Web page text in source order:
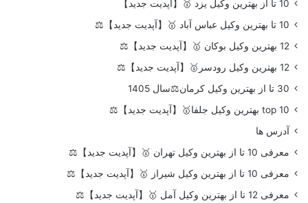
10 تا از بهترین وکیل یزد 🥇【آپدیت جدید】
10 تا بهترین وکیل عباس آباد 🥇【آپدیت جدید】⚖️
12 بهترین وکیل بوکان 🥇【آپدیت جدید】⚖️
12 بهترین وکیل رودسر🥇【آپدیت جدید】⚖️
30 تا از بهترین وکیل کرمان⚖️سال 1405
top 10 بهترین وکیل جلفا🥇【آپدیت جدید】⚖️
آدرس ها
معرفی 10 تا از بهترین وکیل تهران 🥇【آپدیت جدید】⚖️
معرفی 10 تا از بهترین وکیل شیراز 🥇【آپدیت جدید】⚖️
معرفی 12 تا از بهترین وکیل آمل 🥇【آپدیت جدید】⚖️